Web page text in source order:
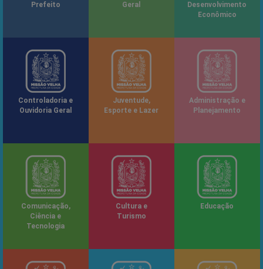
Prefeito
Geral
Desenvolvimento
Econômico
Controladoria e
Ouvidoria Geral
Juventude,
Esporte e Lazer
Administração e
Planejamento
Comunicação,
Ciência e
Tecnologia
Cultura e
Turismo
Educação